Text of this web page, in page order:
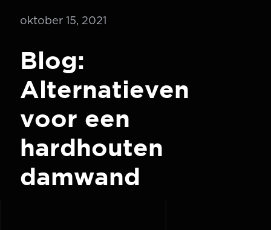
oktober 15, 2021
Blog:
Alternatieven
voor een
hardhouten
damwand